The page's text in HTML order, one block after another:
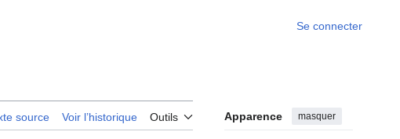
Se connecter
source Voir l’historique Outils Apparence masquer